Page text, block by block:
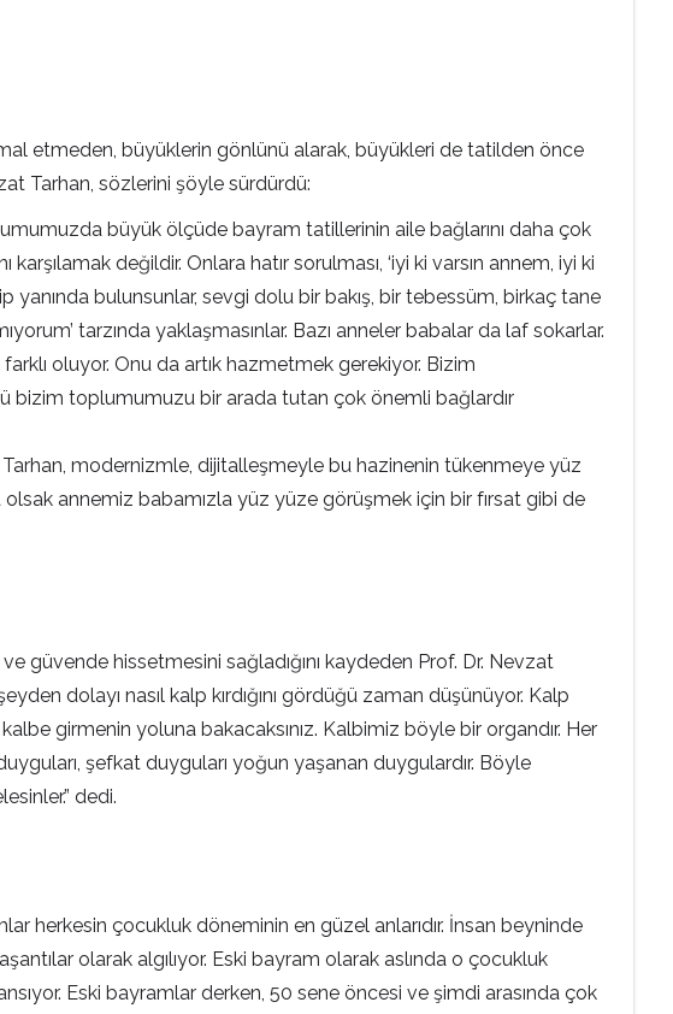
etmeden, büyüklerin gönlünü alarak, büyükleri de tatilden önce
Tarhan, sözlerini şöyle sürdürdü:
büyük ölçüde bayram tatillerinin aile bağlarını daha çok
değildir. Onlara hatır sorulması, ‘iyi ki varsın annem, iyi ki
bulunsunlar, sevgi dolu bir bakış, bir tebessüm, birkaç tane
tarzında yaklaşmasınlar. Bazı anneler babalar da laf sokarlar.
oluyor. Onu da artık hazmetmek gerekiyor. Bizim
bizim toplumumuzu bir arada tutan çok önemli bağlardır
modernizmle, dijitalleşmeyle bu hazinenin tükenmeye yüz
annemiz babamızla yüz yüze görüşmek için bir fırsat gibi de
güvende hissetmesini sağladığını kaydeden Prof. Dr. Nevzat
dolayı nasıl kalp kırdığını gördüğü zaman düşünüyor. Kalp
girmenin yoluna bakacaksınız. Kalbimiz böyle bir organdır. Her
şefkat duyguları yoğun yaşanan duygulardır. Böyle
dedi.
herkesin çocukluk döneminin en güzel anlarıdır. İnsan beyninde
olarak algılıyor. Eski bayram olarak aslında o çocukluk
Eski bayramlar derken, 50 sene öncesi ve şimdi arasında çok